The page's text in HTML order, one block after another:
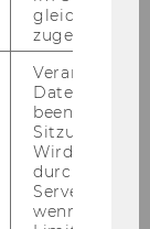
tea­ching
the or­ga­
As­
in or­ga­
and qua­li­ty
sup­port
Hol­
ex­
gleichen
zugeordnet
Veranlasst
beenden,
Sitzung zu
Wird
durch ein
Servers
wenn die